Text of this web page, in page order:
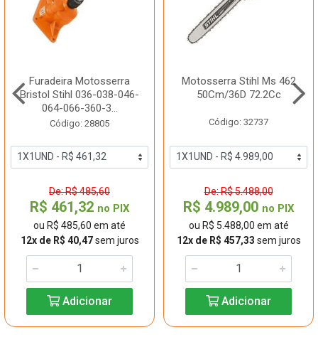
Furadeira Motosserra
Bristol Stihl 036-038-046-
064-066-360-3...
Código: 28805
De: R$ 485,60
R$ 461,32 no PIX
ou R$ 485,60 em até
12x de R$ 40,47sem juros
Adicionar
Motosserra Stihl Ms 462
50Cm/36D 72.2Cc
Código: 32737
De: R$ 5.488,00
R$ 4.989,00 no PIX
ou R$ 5.488,00 em até
12x de R$ 457,33 sem juros
Adicionar